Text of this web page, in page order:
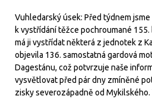
Vuhledarský úsek: Před týdnem
k vystřídání těžce pochroumané
má ji vystřídat některá z jednotek z
objevila 136. samostatná gardová
Dagestánu, což potvrzuje naše
vysvětlovat před pár dny zmíněné
zisky severozápadně od